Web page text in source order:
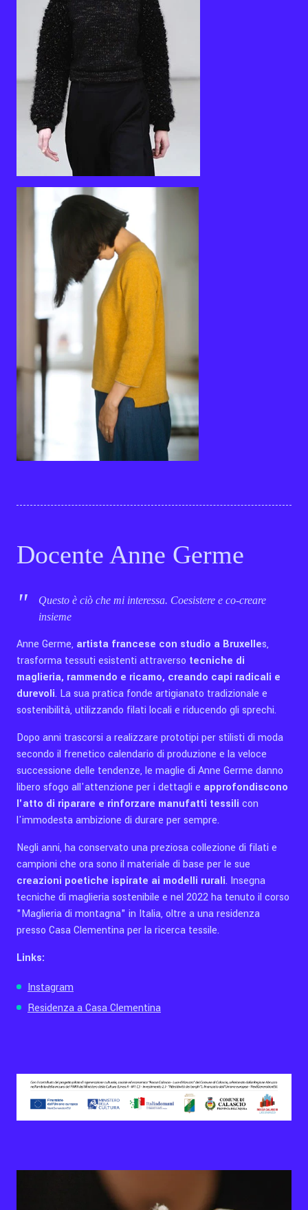
Docente Anne Germe
Questo è ciò che mi interessa. Coesistere e co-creare
insieme
Anne Germe, artista francese con studio a Bruxelles,
trasforma tessuti esistenti attraverso tecniche di
maglieria, rammendo e ricamo, creando capi radicali e
durevoli. La sua pratica fonde artigianato tradizionale e
sostenibilità, utilizzando filati locali e riducendo gli sprechi.
Dopo anni trascorsi a realizzare prototipi per stilisti di moda
secondo il frenetico calendario di produzione e la veloce
successione delle tendenze, le maglie di Anne Germe danno
libero sfogo all'attenzione per i dettagli e approfondiscono
l'atto di riparare e rinforzare manufatti tessili con
l'immodesta ambizione di durare per sempre.
Negli anni, ha conservato una preziosa collezione di filati e
campioni che ora sono il materiale di base per le sue
creazioni poetiche ispirate ai modelli rurali. Insegna
tecniche di maglieria sostenibile e nel 2022 ha tenuto il corso
"Maglieria di montagna" in Italia, oltre a una residenza
presso Casa Clementina per la ricerca tessile.
Links:
Instagram
Residenza a Casa Clementina